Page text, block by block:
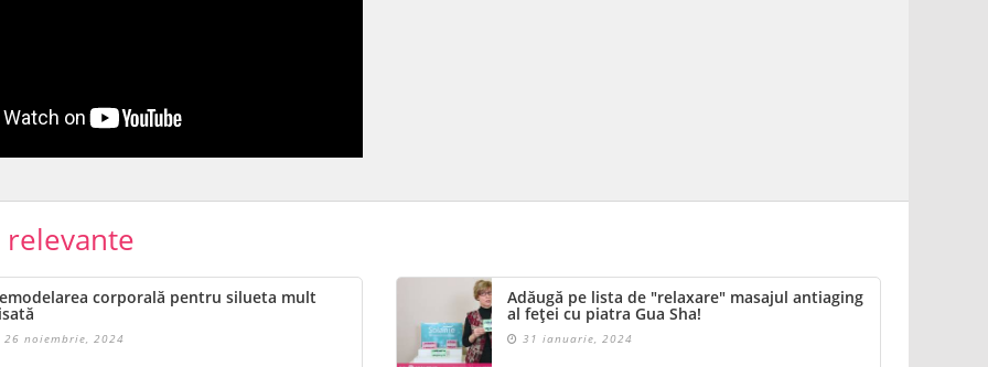
corporală pentru silueta mult
26 noiembrie, 2024
Adăugă pe lista de "relaxare" masajul antiaging
al feței cu piatra Gua Sha!
31 ianuarie, 2024